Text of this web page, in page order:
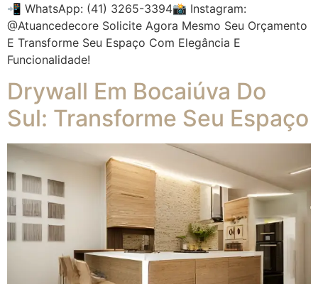
📲 WhatsApp: (41) 3265-3394📸 Instagram:
@atuancedecore Solicite Agora Mesmo Seu Orçamento
E Transforme Seu Espaço Com Elegância E
Funcionalidade!
Drywall Em Bocaiúva Do
Sul: Transforme Seu Espaço